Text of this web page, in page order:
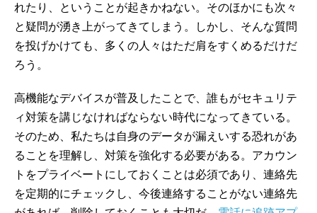
れたり、ということが起きかねない。そのほかにも次々
と疑問が湧き上がってきてしまう。しかし、そんな質問
を投げかけても、多くの人々はただ肩をすくめるだけだ
ろう。
高機能なデバイスが普及したことで、誰もがセキュリテ
ィ対策を講じなければならない時代になってきている。
そのため、私たちは自身のデータが漏えいする恐れがあ
ることを理解し、対策を強化する必要がある。アカウン
トをプライベートにしておくことは必須であり、連絡先
を定期的にチェックし、今後連絡することがない連絡先